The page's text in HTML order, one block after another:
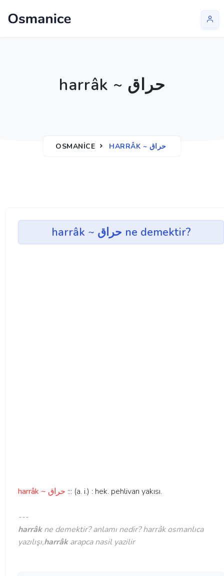
harrâk ~ حراق
OSMANICE HARRÂK ~ حراق
harrâk ~ حراق ne demektir?
harrâk ~ حراق ::: (a. i.) : hek. pehlivan yakısı.
---
harrâkne demektir? anlamı nedir? harrâk osmanlıca
yazılışı,harrâkarapca nasil yazilir